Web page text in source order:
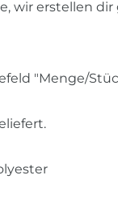
wir erstellen
"Menge/